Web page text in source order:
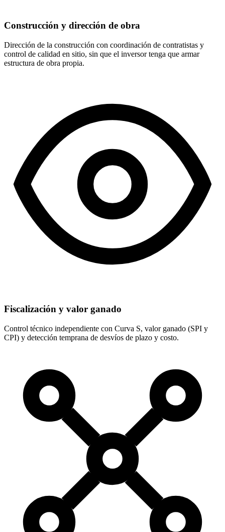
Construcción y dirección de obra
Dirección de la construcción con coordinación de contratistas y
control de calidad en sitio, sin que el inversor tenga que armar
estructura de obra propia.
Fiscalización y valor ganado
Control técnico independiente con Curva S, valor ganado (SPI y
CPI) y detección temprana de desvíos de plazo y costo.